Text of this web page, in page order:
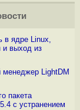
в ядре Linux,
и выход из
менеджер LightDM
пакета
с устранением